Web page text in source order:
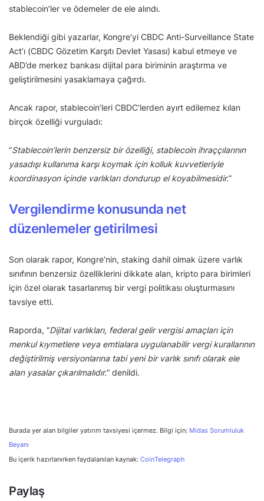
stablecoin’ler ve ödemeler de ele alındı.
Beklendiği gibi yazarlar, Kongre’yi CBDC Anti-Surveillance State
Act’ı (CBDC Gözetim Karşıtı Devlet Yasası) kabul etmeye ve
ABD’de merkez bankası dijital para biriminin araştırma ve
geliştirilmesini yasaklamaya çağırdı.
Ancak rapor, stablecoin’leri CBDC’lerden ayırt edilemez kılan
birçok özelliği vurguladı:
“Stablecoin’lerin benzersiz bir özelliği, stablecoin ihraççılarının
yasadışı kullanıma karşı koymak için kolluk kuvvetleriyle
koordinasyon içinde varlıkları dondurup el koyabilmesidir.”
Vergilendirme konusunda net
düzenlemeler getirilmesi
Son olarak rapor, Kongre’nin, staking dahil olmak üzere varlık
sınıfının benzersiz özelliklerini dikkate alan, kripto para birimleri
için özel olarak tasarlanmış bir vergi politikası oluşturmasını
tavsiye etti.
Raporda, “Dijital varlıkları, federal gelir vergisi amaçları için
menkul kıymetlere veya emtialara uygulanabilir vergi kurallarının
değiştirilmiş versiyonlarına tabi yeni bir varlık sınıfı olarak ele
alan yasalar çıkarılmalıdır.” denildi.
Burada yer alan bilgiler yatırım tavsiyesi içermez. Bilgi için: Midas Sorumluluk
Beyanı
Bu içerik hazırlanırken faydalanılan kaynak: CoinTelegraph
Paylaş